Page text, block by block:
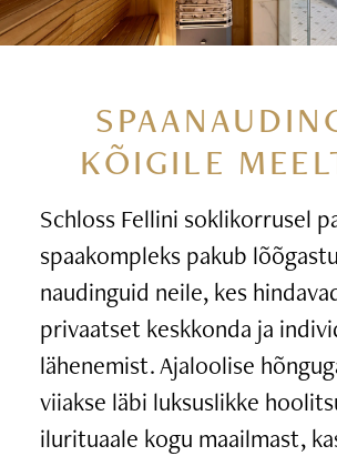
KÕIGILE
Schloss Fellini soklikorrusel
spaakompleks pakub
naudinguid neile, kes
privaatset keskkonda ja
lähenemist. Ajaloolise
viiakse läbi luksuslikke
ilurituaale kogu maailmast,